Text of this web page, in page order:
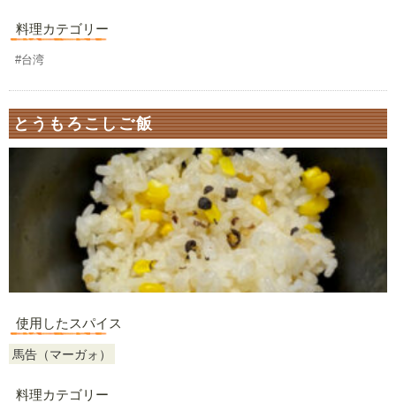
料理カテゴリー
#台湾
とうもろこしご飯
使用したスパイス
馬告（マーガォ）
料理カテゴリー